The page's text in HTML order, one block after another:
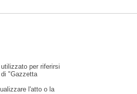
per riferirsi
"Gazzetta
l'atto o la